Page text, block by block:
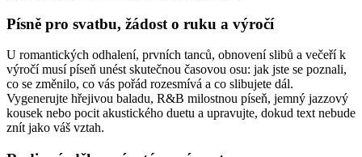
Písně pro svatbu, žádost o ruku a výročí
U romantických odhalení, prvních tanců, obnovení slibů a večeří k
výročí musí píseň unést skutečnou časovou osu: jak jste se poznali,
co se změnilo, co vás pořád rozesmívá a co slibujete dál.
Vygenerujte hřejivou baladu, R&B milostnou píseň, jemný jazzový
kousek nebo pocit akustického duetu a upravujte, dokud text nebude
znít jako váš vztah.